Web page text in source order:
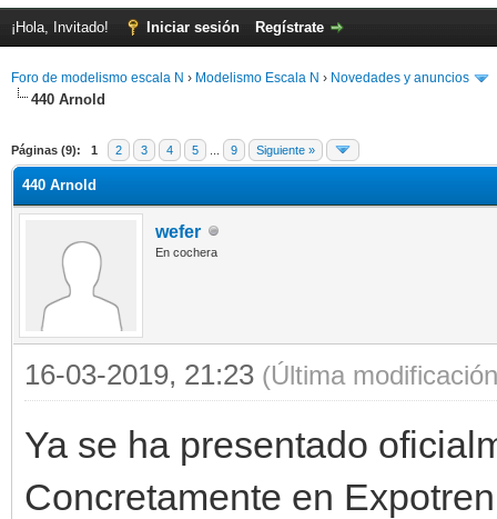
¡Hola, Invitado! Iniciar sesión Regístrate
Foro de modelismo escala N › Modelismo Escala N › Novedades y anuncios
440 Arnold
Páginas (9): 1 2 3 4 5 9 Siguiente »
440 Arnold
wefer
En cochera
16-03-2019, 21:23 (Última
Ya se ha presentado
Concretamente en